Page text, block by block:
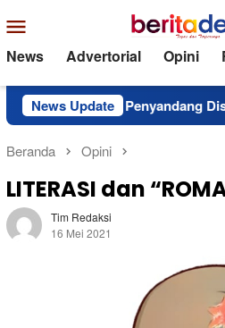
ke
kontenMobile
News Advertorial Opini
News Update
Penyandang Disabilitas
Beranda Opini
LITERASI dan
Tim Redaksi
16 Mei 2021